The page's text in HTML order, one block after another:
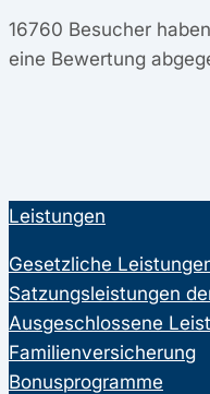
16760 Besucher
eine Bewertung
Leistungen
Gesetzliche
Satzungsleistungen
Ausgeschlossene
Familienversicherung
Bonusprogramme